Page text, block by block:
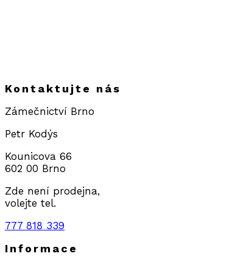
Kontaktujte nás
Zámečnictví Brno
Petr Kodýs
Kounicova 66
602 00 Brno
Zde není prodejna,
volejte tel.
777 818 339
Informace